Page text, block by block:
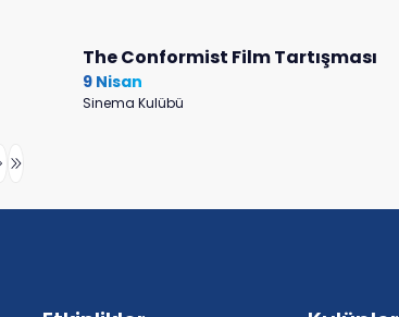
The Conformist Film Tartışması
9 Nisan
Sinema Kulübü